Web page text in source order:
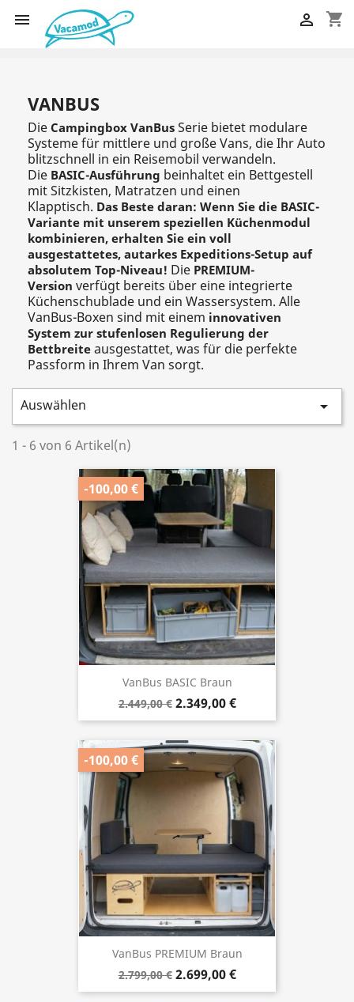
 shopping_cart

VANBUS
Die Campingbox VanBus Serie bietet modulare
Systeme für mittlere und große Vans, die Ihr Auto
blitzschnell in ein Reisemobil verwandeln.
Die BASIC-Ausführung beinhaltet ein Bettgestell
mit Sitzkisten, Matratzen und einen
Klapptisch. Das Beste daran: Wenn Sie die BASIC-
Variante mit unserem speziellen Küchenmodul
kombinieren, erhalten Sie ein voll
ausgestattetes, autarkes Expeditions-Setup auf
absolutem Top-Niveau! Die PREMIUM-
Version verfügt bereits über eine integrierte
Küchenschublade und ein Wassersystem. Alle
VanBus-Boxen sind mit einem innovativen
System zur stufenlosen Regulierung der
Bettbreite ausgestattet, was für die perfekte
Passform in Ihrem Van sorgt.
Auswählen 
1 - 6 von 6 Artikel(n)
VanBus BASIC Braun
2.449,00 € 2.349,00 €
-100,00 €
VanBus PREMIUM Braun
2.799,00 € 2.699,00 €
-100,00 €